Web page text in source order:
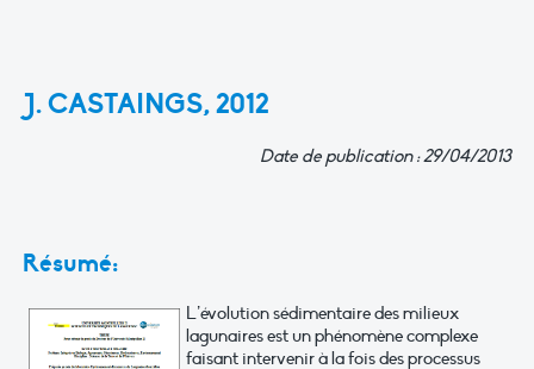
J. CASTAINGS, 2012
Date de publication : 29/04/2013
Résumé:
L’évolution sédimentaire des milieux
lagunaires est un phénomène complexe
faisant intervenir à la fois des processus